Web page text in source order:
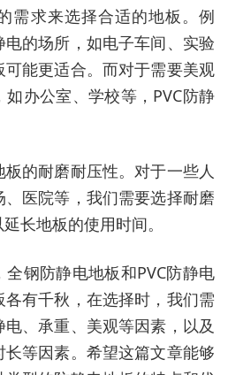
需求来选择合适的地板。例
的场所，如电子车间、实验
能更适合。而对于需要美观
办公室、学校等，PVC防静
的耐磨耐压性。对于一些人
医院等，我们需要选择耐磨
长地板的使用时间。
钢防静电地板和PVC防静电
有千秋，在选择时，我们需
、承重、美观等因素，以及
等因素。希望这篇文章能够